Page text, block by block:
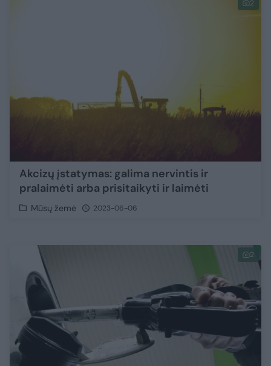
2
Akcizų įstatymas: galima nervintis ir
pralaimėti arba prisitaikyti ir laimėti
Mūsų žemė 2023-06-06
2